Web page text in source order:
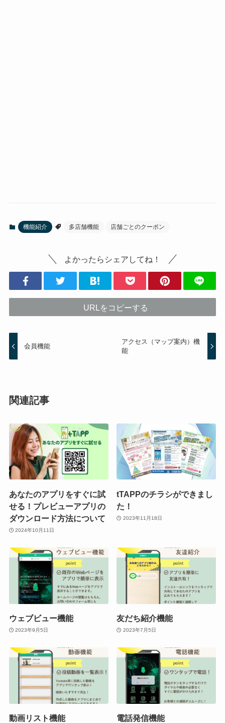
機能紹介 多店舗機能 店舗ごとのクーポン
よかったらシェアしてね！
URLをコピーする
会員機能
アクセス（マップ案内）機
能
関連記事
あなたのアプリをすぐに試
せる！プレビューアプリの
ダウンロード方法について
2024年10月11日
tTAPPのチラシができまし
た！
2023年11月18日
ウェブビュー機能
2023年9月5日
友だち紹介機能
2023年7月5日
動画リスト機能 電話発信機能